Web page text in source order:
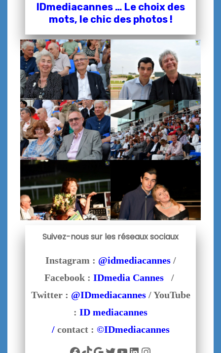
IDmediacannes … Le choix des
mots, le chic des photos !
Suivez-nous sur les réseaux sociaux
Instagram : @idmediacannes/
Facebook : IDmedia Cannes /
Twitter : @IDmediacannes/ YouTube
: ID mediacannes
/ contact : ©IDmediacannes